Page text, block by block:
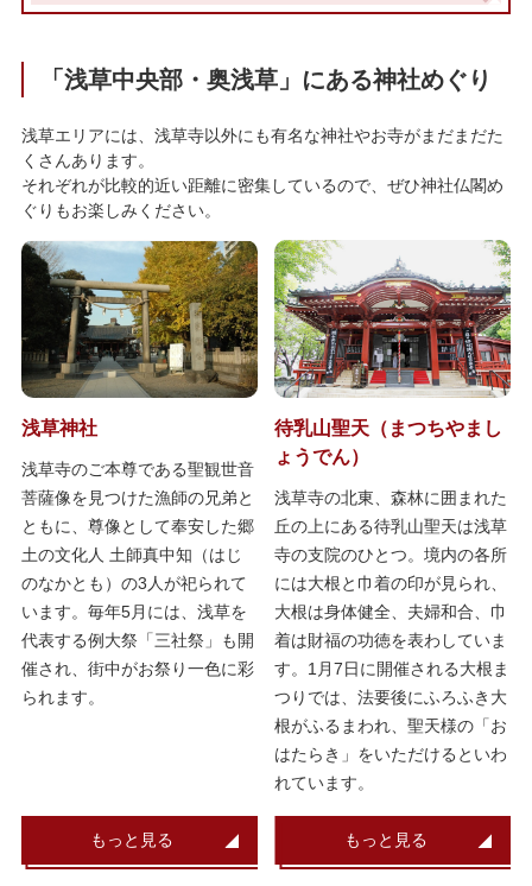
「浅草中央部・奥浅草」にある神社めぐり
浅草エリアには、浅草寺以外にも有名な神社やお寺がまだまだた
くさんあります。
それぞれが比較的近い距離に密集しているので、ぜひ神社仏閣め
ぐりもお楽しみください。
浅草神社
浅草寺のご本尊である聖観世音
菩薩像を見つけた漁師の兄弟と
ともに、尊像として奉安した郷
土の文化人 土師真中知（はじ
のなかとも）の3人が祀られて
います。毎年5月には、浅草を
代表する例大祭「三社祭」も開
催され、街中がお祭り一色に彩
られます。
もっと見る
待乳山聖天（まつちやまし
ょうでん）
浅草寺の北東、森林に囲まれた
丘の上にある待乳山聖天は浅草
寺の支院のひとつ。境内の各所
には大根と巾着の印が見られ、
大根は身体健全、夫婦和合、巾
着は財福の功徳を表わしていま
す。1月7日に開催される大根ま
つりでは、法要後にふろふき大
根がふるまわれ、聖天様の「お
はたらき」をいただけるといわ
れています。
もっと見る